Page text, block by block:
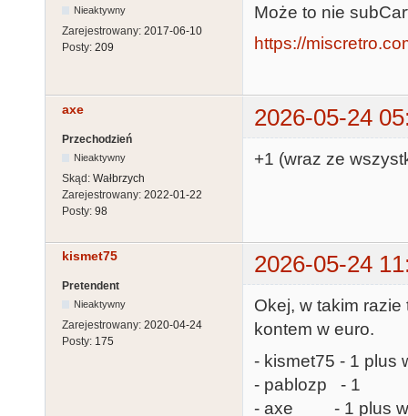
Nieaktywny
Zarejestrowany: 2017-06-10
Posty: 209
Może to nie
https://
axe 2026-05-24
Przechodzień
Nieaktywny
Skąd: Wałbrzych
Zarejestrowany: 2022-01-22
Posty: 98
+1 (wraz ze
kismet75 2026-05-24
Pretendent
Nieaktywny
Zarejestrowany: 2020-04-24
Posty: 175
Okej, w takim
kontem w euro.
- kismet75 - 1 plus
- pablozp - 1
- axe - 1 plus